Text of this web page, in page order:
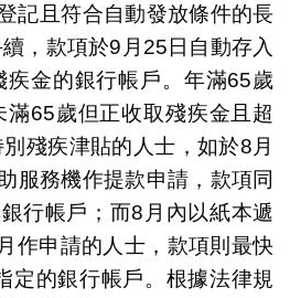
記且符合自動發放條件的長
，款項於9月25日自動存入
疾金的銀行帳戶。年滿65歲
65歲但正收取殘疾金且超
殘疾津貼的人士，如於8月
服務機作提款申請，款項同
行帳戶；而8月內以紙本遞
作申請的人士，款項則最快
定的銀行帳戶。根據法律規